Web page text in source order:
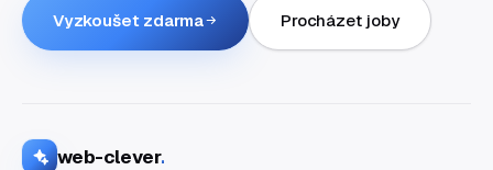
Vyzkoušet zdarma Procházet joby
web-clever.